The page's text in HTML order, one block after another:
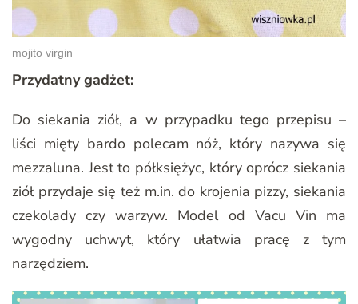
mojito virgin
Przydatny gadżet:
Do siekania ziół, a w przypadku tego przepisu –
liści mięty bardo polecam nóż, który nazywa się
mezzaluna. Jest to półksiężyc, który oprócz siekania
ziół przydaje się też m.in. do krojenia pizzy, siekania
czekolady czy warzyw. Model od Vacu Vin ma
wygodny uchwyt, który ułatwia pracę z tym
narzędziem.